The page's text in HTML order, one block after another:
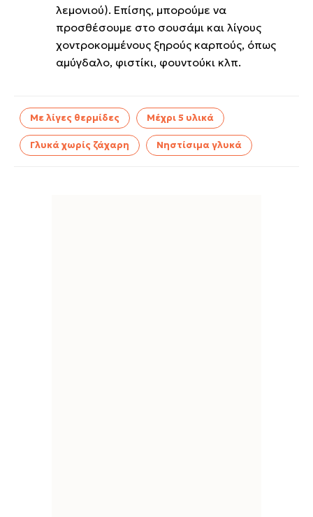
λεμονιού). Επίσης, μπορούμε να
προσθέσουμε στο σουσάμι και λίγους
χοντροκομμένους ξηρούς καρπούς, όπως
αμύγδαλο, φιστίκι, φουντούκι κλπ.
Με λίγες θερμίδες Μέχρι 5 υλικά
Γλυκά χωρίς ζάχαρη Νηστίσιμα γλυκά